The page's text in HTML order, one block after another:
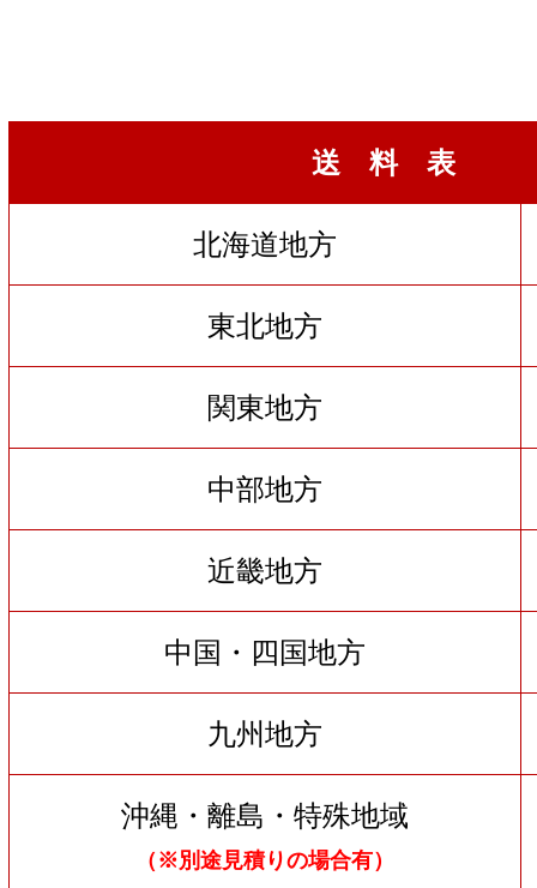
送 料 表
北海道地方
東北地方
関東地方
中部地方
近畿地方
中国・四国地方
九州地方
沖縄・離島・特殊地域
（※別途見積りの場合有）